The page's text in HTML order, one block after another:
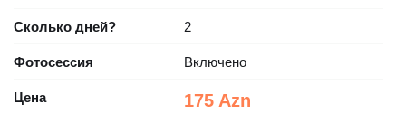
Сколько дней? 2
Фотосессия Включено
Цена 175 Azn